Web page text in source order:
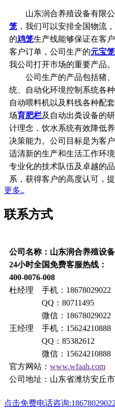
山东润合养殖设备有限公
笼 ，我们可以安排全国物流
的鸡笼生产线能够保证在客
客户订单，公司生产的元宝笼
我公司打开市场的重要产品。
公司生产的产品包括猪、
统、自动化环境控制系统各
自动喂料机以及料线各种配
场育肥栏及自动出粪设备的
计理念，饮水系统有效降低
决策能力。公司目标是为客
适清新的生产和生活工作环
专业化的技术队伍及卓越的
系，获得客户的高度认可，
更多..
联系方式
公司名称：山东润合养殖设
24小时全国免费客服热线：
400-0076-008
杜经理 手机：18678029022
QQ：80711495
微信：18678029022
王经理 手机：15624210888
QQ：85382612
微信：15624210888
官方网站： www.wfaah.com
公司地址：山东省潍坊安丘
点击免费电话咨询:18678029022